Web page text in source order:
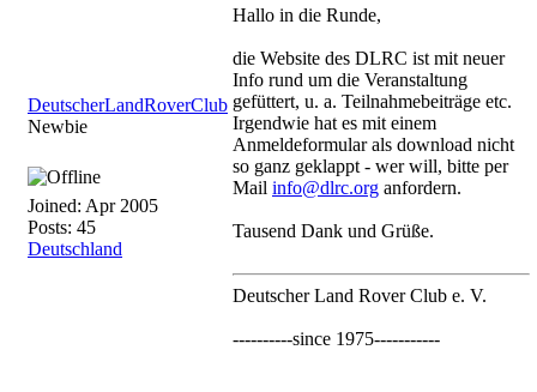
DeutscherLandRoverClub
Newbie
Joined: Apr 2005
Posts: 45
Deutschland
Hallo in die Runde,
die Website des DLRC ist mit neuer
Info rund um die Veranstaltung
gefüttert, u. a. Teilnahmebeiträge etc.
Irgendwie hat es mit einem
Anmeldeformular als download nicht
so ganz geklappt - wer will, bitte per
Mail info@dlrc.org anfordern.
Tausend Dank und Grüße.
Deutscher Land Rover Club e. V.
----------since 1975-----------